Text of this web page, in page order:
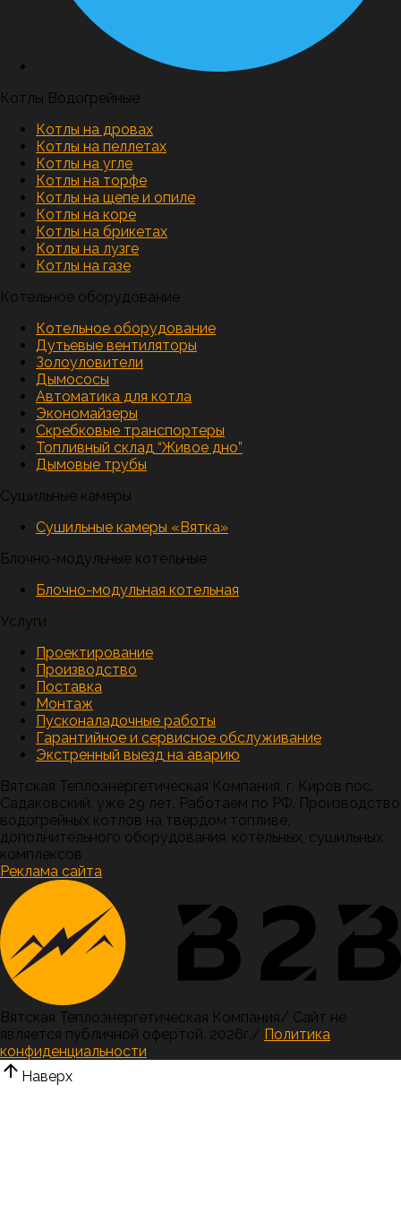
Котлы Водогрейные
Котлы на дровах
Котлы на пеллетах
Котлы на угле
Котлы на торфе
Котлы на щепе и опиле
Котлы на коре
Котлы на брикетах
Котлы на лузге
Котлы на газе
Котельное оборудование
Котельное оборудование
Дутьевые вентиляторы
Золоуловители
Дымососы
Автоматика для котла
Экономайзеры
Скребковые транспортеры
Топливный склад “Живое дно”
Дымовые трубы
Сушильные камеры
Сушильные камеры «Вятка»
Блочно-модульные котельные
Блочно-модульная котельная
Услуги
Проектирование
Производство
Поставка
Монтаж
Пусконаладочные работы
Гарантийное и сервисное обслуживание
Экстренный выезд на аварию
Вятская Теплоэнергетическая Компания, г. Киров пос.
Садаковский. уже 29 лет. Работаем по РФ. Производство
водогрейных котлов на твердом топливе,
дополнительного оборудования, котельных, сушильных
комплексов
Реклама сайта
Вятская Теплоэнергетическая Компания/ Сайт не
является публичной офертой. 2026г./ Политика
конфиденциальности
Наверх